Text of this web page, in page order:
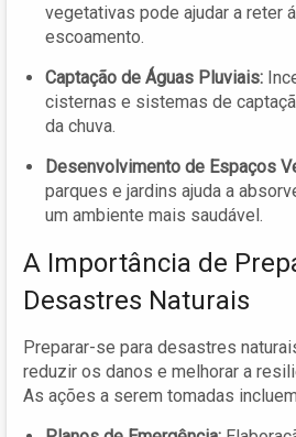
vegetativas pode ajudar a reter
escoamento.
Captação de Águas Pluviais:
cisternas e sistemas de
da chuva.
Desenvolvimento de Espaços
parques e jardins ajuda a
um ambiente mais saudável.
A Importância de
Desastres Naturais
Preparar-se para desastres
reduzir os danos e melhorar a
As ações a serem tomadas